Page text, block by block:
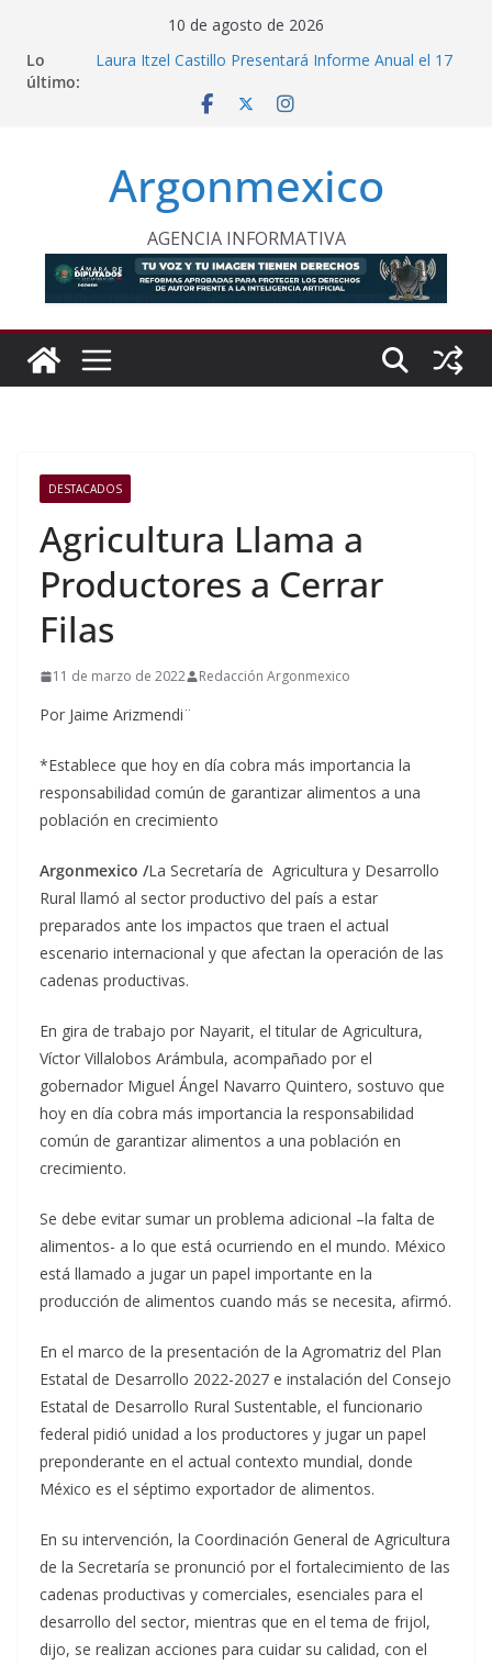
contenido
10 de agosto de 2026
Lo
último:
Laura Itzel Castillo Presentará Informe Anual el 17
Inaugura Clara Brugada Utopía “Elena Poniatowska
Permanente en México
Refuerzan Abasto de Agua en Acapulco Ante
Lluvias Intensas
INE Defiende Contrato con Territorium Life y Niega
Incumplimientos
Argonmexico
AGENCIA INFORMATIVA
DESTACADOS
Agricultura Llama a
Productores a Cerrar
Filas
11 de marzo de 2022 Redacción Argonmexico
Por Jaime Arizmendi¨
*Establece que hoy en día cobra más importancia la
responsabilidad común de garantizar alimentos a una
población en crecimiento
Argonmexico /La Secretaría de Agricultura y Desarrollo
Rural llamó al sector productivo del país a estar
preparados ante los impactos que traen el actual
escenario internacional y que afectan la operación de las
cadenas productivas.
En gira de trabajo por Nayarit, el titular de Agricultura,
Víctor Villalobos Arámbula, acompañado por el
gobernador Miguel Ángel Navarro Quintero, sostuvo que
hoy en día cobra más importancia la responsabilidad
común de garantizar alimentos a una población en
crecimiento.
Se debe evitar sumar un problema adicional –la falta de
alimentos- a lo que está ocurriendo en el mundo. México
está llamado a jugar un papel importante en la
producción de alimentos cuando más se necesita, afirmó.
En el marco de la presentación de la Agromatriz del Plan
Estatal de Desarrollo 2022-2027 e instalación del Consejo
Estatal de Desarrollo Rural Sustentable, el funcionario
federal pidió unidad a los productores y jugar un papel
preponderante en el actual contexto mundial, donde
México es el séptimo exportador de alimentos.
En su intervención, la Coordinación General de Agricultura
de la Secretaría se pronunció por el fortalecimiento de las
cadenas productivas y comerciales, esenciales para el
desarrollo del sector, mientras que en el tema de frijol,
dijo, se realizan acciones para cuidar su calidad, con el